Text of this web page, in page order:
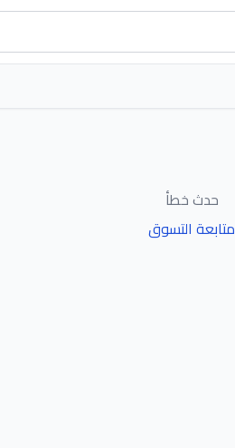
حدث خطأ
متابعة التسوق